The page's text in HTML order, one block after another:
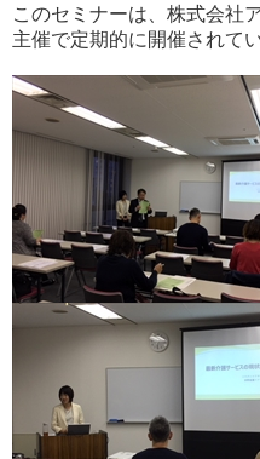
このセミナーは、株式会社
主催で定期的に開催されてい